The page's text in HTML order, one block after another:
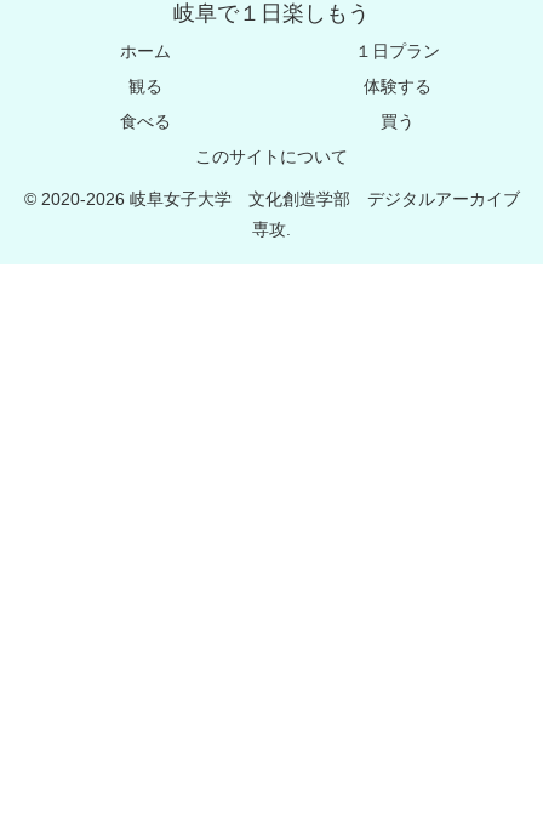
岐阜で１日楽しもう
ホーム
１日プラン
観る
体験する
食べる
買う
このサイトについて
© 2020-2026 岐阜女子大学 文化創造学部 デジタルアーカイブ
専攻.